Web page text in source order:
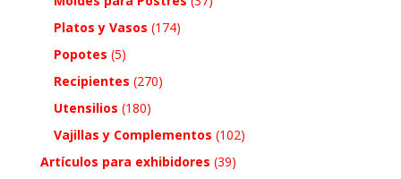
Platos y Vasos (174)
Popotes (5)
Recipientes (270)
Utensilios (180)
Vajillas y Complementos (102)
Artículos para exhibidores (39)